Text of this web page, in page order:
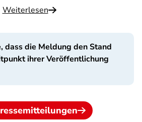
Weiterlesen
dass die Meldung den Stand
ihrer Veröffentlichung